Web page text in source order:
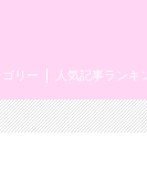
人気記事ランキ
ゴリー